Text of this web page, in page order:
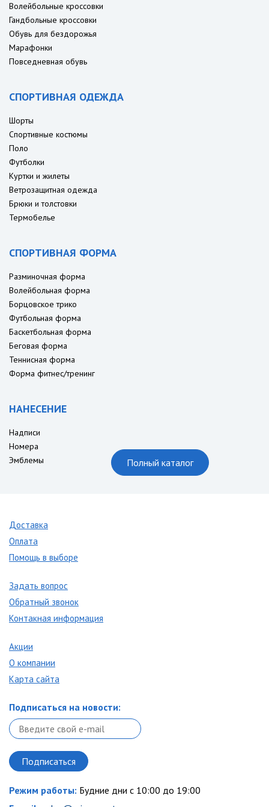
Волейбольные кроссовки
Гандбольные кроссовки
Обувь для бездорожья
Марафонки
Повседневная обувь
СПОРТИВНАЯ ОДЕЖДА
Шорты
Спортивные костюмы
Поло
Футболки
Куртки и жилеты
Ветрозащитная одежда
Брюки и толстовки
Термобелье
СПОРТИВНАЯ ФОРМА
Разминочная форма
Волейбольная форма
Борцовское трико
Футбольная форма
Баскетбольная форма
Беговая форма
Теннисная форма
Форма фитнес/тренинг
НАНЕСЕНИЕ
Надписи
Номера
Эмблемы
Полный каталог
Доставка
Оплата
Помощь в выборе
Задать вопрос
Обратный звонок
Контакная информация
Акции
О компании
Карта сайта
Подписаться на новости:
Режим работы: Будние дни с 10:00 до 19:00